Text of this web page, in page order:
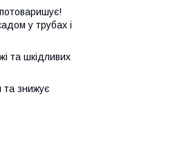
у трубах і
та шкідливих
та знижує